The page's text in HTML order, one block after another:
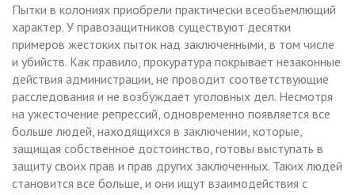
Пытки в колониях приобрели практически всеобъемлющий
характер. У правозащитников существуют десятки
примеров жестоких пыток над заключенными, в том числе
и убийств. Как правило, прокуратура покрывает незаконные
действия администрации, не проводит соответствующие
расследования и не возбуждает уголовных дел. Несмотря
на ужесточение репрессий, одновременно появляется все
больше людей, находящихся в заключении, которые,
защищая собственное достоинство, готовы выступать в
защиту своих прав и прав других заключенных. Таких людей
становится все больше, и они ищут взаимодействия с